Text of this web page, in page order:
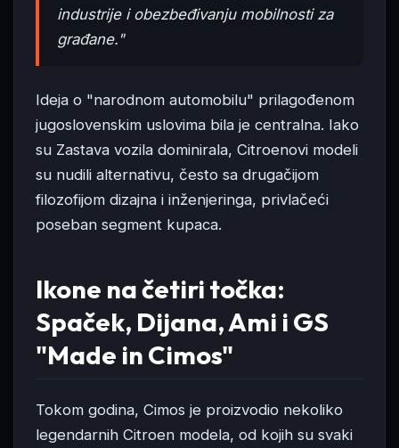
industrije i obezbeđivanju mobilnosti za
građane."
Ideja o "narodnom automobilu" prilagođenom
jugoslovenskim uslovima bila je centralna. Iako
su Zastava vozila dominirala, Citroenovi modeli
su nudili alternativu, često sa drugačijom
filozofijom dizajna i inženjeringa, privlačeći
poseban segment kupaca.
Ikone na četiri točka:
Spaček, Dijana, Ami i GS
"Made in Cimos"
Tokom godina, Cimos je proizvodio nekoliko
legendarnih Citroen modela, od kojih su svaki